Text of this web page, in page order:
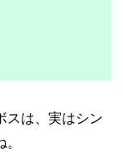
スは、実はシン